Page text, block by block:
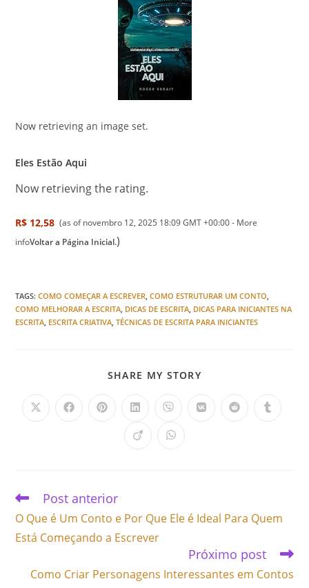
Now retrieving an image set.
Eles Estão Aqui
Now retrieving the rating.
R$ 12,58 (as of novembro 12, 2025 18:09 GMT +00:00 - More
infoVoltar a Página Inicial.)
TAGS:COMO COMEÇAR A ESCREVER, COMO ESTRUTURAR UM CONTO,
COMO MELHORAR A ESCRITA, DICAS DE ESCRITA, DICAS PARA INICIANTES NA
ESCRITA, ESCRITA CRIATIVA, TÉCNICAS DE ESCRITA PARA INICIANTES
SHARE MY STORY
Post anterior
O Que é Um Conto e Por Que Ele é Ideal Para Quem
Está Começando a Escrever
Próximo post
Como Criar Personagens Interessantes em Contos